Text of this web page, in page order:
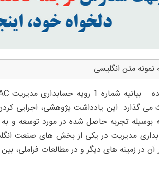
نمونه متن انگلیسی
گذارد. این یادداشت پژوهشی، اجرایی
مدیریت در یکی از بخش های صنعت
آن در زمینه های دیگر و در مطالعات فراملی،